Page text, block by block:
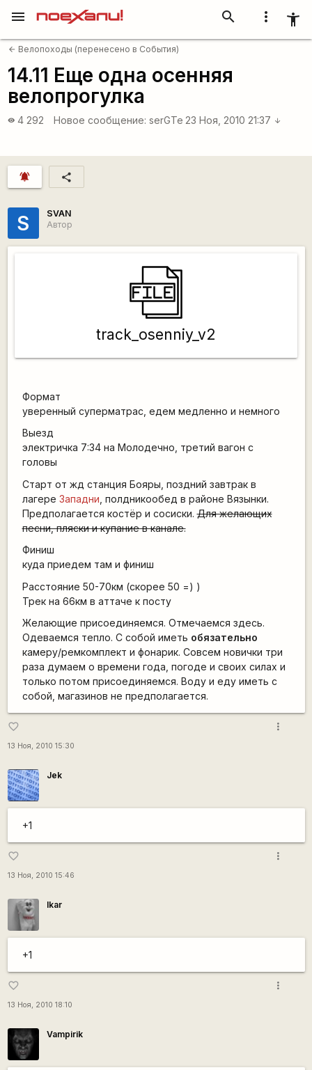
more_vert accessibility_new
search
menu
arrow_back Велопоходы (перенесено в События)
14.11 Еще одна осенняя
велопрогулка
visibility 4 292 Новое сообщение: serGTe 23 Ноя, 2010 21:37 arrow_downward
notifications_active share
S
SVAN
Автор
track_osenniy_v2
Формат
уверенный суперматрас, едем медленно и немного
Выезд
электричка 7:34 на Молодечно, третий вагон с
головы
Старт от жд станция Бояры, поздний завтрак в
лагере Западни , полдникообед в районе Вязынки.
Предполагается костёр и сосиcки.Для желающих
песни, пляски и купание в канале.
Финиш
куда приедем там и финиш
Расстояние 50-70км (скорее 50 =) )
Трек на 66км в аттаче к посту
Желающие присоединяемся. Отмечаемся здесь.
Одеваемся тепло. C собой иметь обязательно
камеру/ремкомплект и фонарик. Совсем новички три
раза думаем о времени года, погоде и своих силах и
только потом присоединяемся. Воду и еду иметь с
собой, магазинов не предполагается.
favorite_border
13 Ноя, 2010 15:30
more_vert
Jek
+1
favorite_border
13 Ноя, 2010 15:46
more_vert
Ikar
+1
favorite_border
13 Ноя, 2010 18:10
more_vert
Vampirik